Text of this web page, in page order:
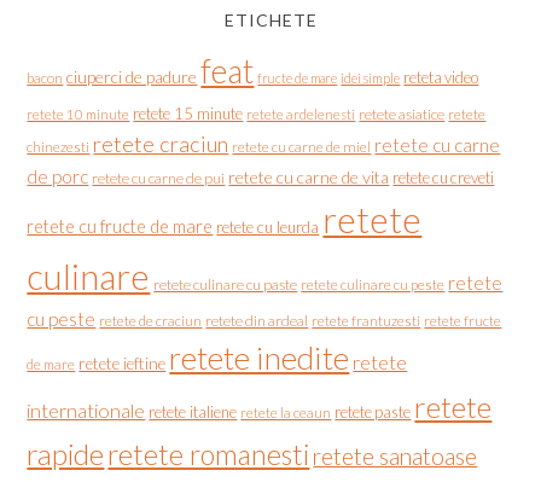
ETICHETE
bacon ciuperci de padure feat fructe de mare idei simple reteta video
retete 10 minute retete 15 minute retete ardelenesti retete asiatice retete
chinezesti retete craciun retete cu carne de miel retete cu carne
de porc retete cu carne de pui retete cu carne de vita retete cu creveti
retete cu fructe de mare retete cu leurda retete
culinare retete culinare cu paste retete culinare cu peste retete
cu peste retete de craciun retete din ardeal retete frantuzesti retete fructe
de mare retete ieftine retete inedite retete
internationale retete italiene retete la ceaun retete paste retete
rapideretete romanesti retete sanatoase